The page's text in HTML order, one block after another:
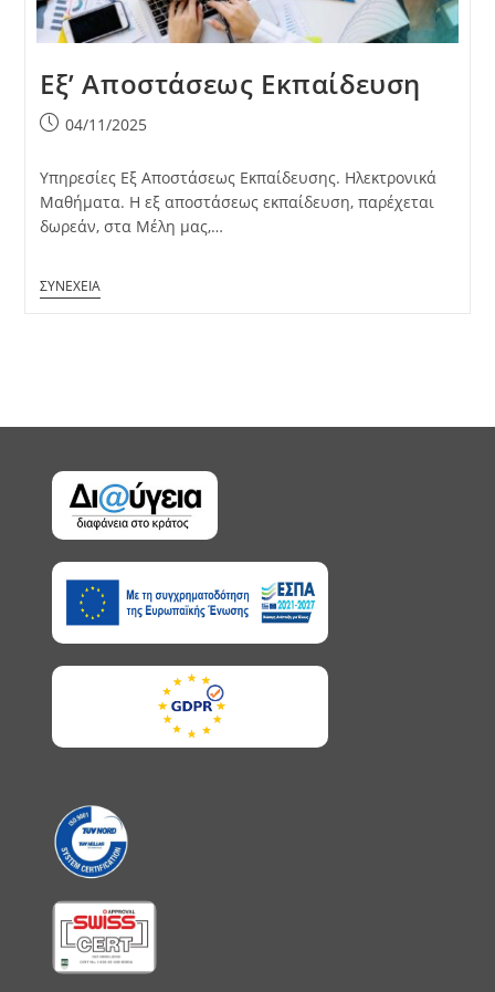
Εξ’ Αποστάσεως Εκπαίδευση​
Post04/11/2025
Υπηρεσίες Εξ Αποστάσεως Εκπαίδευσης. Ηλεκτρονικά
Μαθήματα. Η εξ αποστάσεως εκπαίδευση, παρέχεται
δωρεάν, στα Μέλη μας,…